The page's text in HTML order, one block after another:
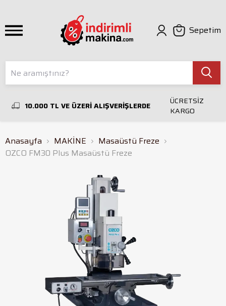
Sepetim
10.000 TL VE ÜZERİ ALIŞVERİŞLERDE
ÜCRETSİZ
KARGO
Anasayfa MAKİNE
Masaüstü Freze
OZCO FM30 Plus Masaüstü Freze